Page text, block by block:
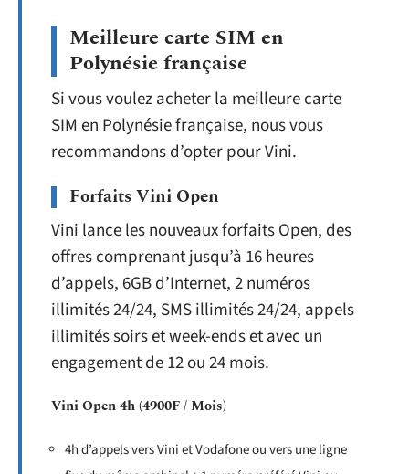
Meilleure carte SIM en
Polynésie française
Si vous voulez acheter la meilleure carte
SIM en Polynésie française, nous vous
recommandons d’opter pour Vini.
Forfaits Vini Open
Vini lance les nouveaux forfaits Open, des
offres comprenant jusqu’à 16 heures
d’appels, 6GB d’Internet, 2 numéros
illimités 24/24, SMS illimités 24/24, appels
illimités soirs et week-ends et avec un
engagement de 12 ou 24 mois.
Vini Open 4h (4900F / Mois)
4h d’appels vers Vini et Vodafone ou vers une ligne